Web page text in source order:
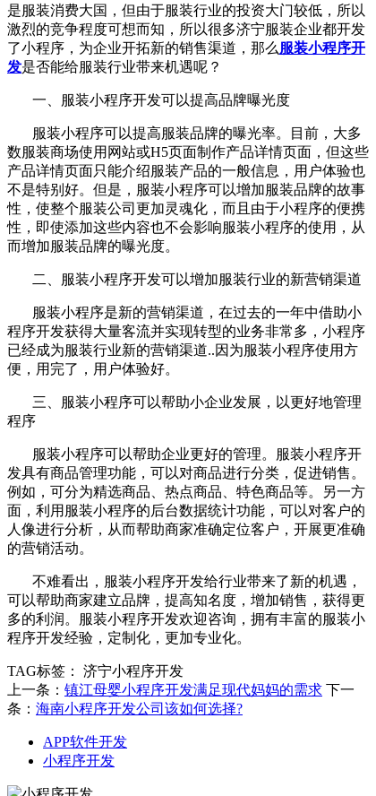
是服装消费大国，但由于服装行业的投资大门较低，所以
激烈的竞争程度可想而知，所以很多济宁服装企业都开发
了小程序，为企业开拓新的销售渠道，那么服装小程序开
发是否能给服装行业带来机遇呢？
一、服装小程序开发可以提高品牌曝光度
服装小程序可以提高服装品牌的曝光率。目前，大多
数服装商场使用网站或H5页面制作产品详情页面，但这些
产品详情页面只能介绍服装产品的一般信息，用户体验也
不是特别好。但是，服装小程序可以增加服装品牌的故事
性，使整个服装公司更加灵魂化，而且由于小程序的便携
性，即使添加这些内容也不会影响服装小程序的使用，从
而增加服装品牌的曝光度。
二、服装小程序开发可以增加服装行业的新营销渠道
服装小程序是新的营销渠道，在过去的一年中借助小
程序开发获得大量客流并实现转型的业务非常多，小程序
已经成为服装行业新的营销渠道..因为服装小程序使用方
便，用完了，用户体验好。
三、服装小程序可以帮助小企业发展，以更好地管理
程序
服装小程序可以帮助企业更好的管理。服装小程序开
发具有商品管理功能，可以对商品进行分类，促进销售。
例如，可分为精选商品、热点商品、特色商品等。另一方
面，利用服装小程序的后台数据统计功能，可以对客户的
人像进行分析，从而帮助商家准确定位客户，开展更准确
的营销活动。
不难看出，服装小程序开发给行业带来了新的机遇，
可以帮助商家建立品牌，提高知名度，增加销售，获得更
多的利润。服装小程序开发欢迎咨询，拥有丰富的服装小
程序开发经验，定制化，更加专业化。
TAG标签：
济宁小程序开发
上一条： 镇江母婴小程序开发满足现代妈妈的需求 下一
条： 海南小程序开发公司该如何选择?
APP软件开发
小程序开发